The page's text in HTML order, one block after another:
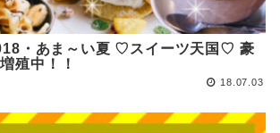
・あま～い夏 ♡スイーツ天国♡ 豪
殖中！！
18.07.03